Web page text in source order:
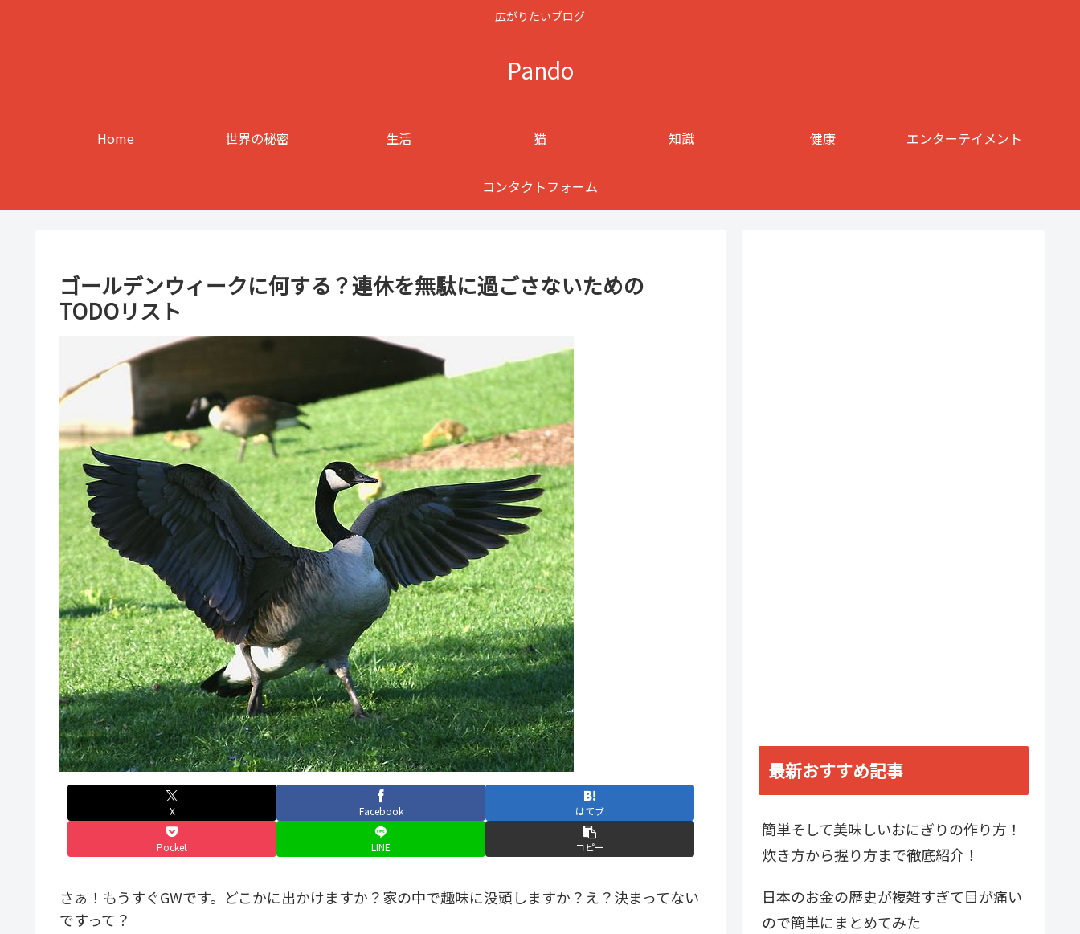
広がりたいブログ
Pando
Home 世界の秘密 生活 猫 知識 健康 エンターテイメント
コンタクトフォーム
ゴールデンウィークに何する？連休を無駄に過ごさないための
TODOリスト
X Facebook はてブ
Pocket LINE コピー
さぁ！もうすぐGWです。どこかに出かけますか？家の中で趣味に没頭しますか？え？決まってない
ですって？
最新おすすめ記事
簡単そして美味しいおにぎりの作り方！
炊き方から握り方まで徹底紹介！
日本のお金の歴史が複雑すぎて目が痛い
ので簡単にまとめてみた